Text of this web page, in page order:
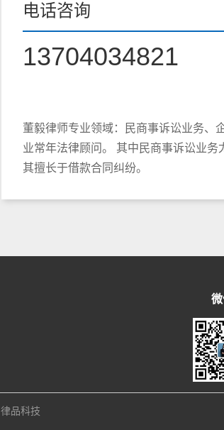
电话咨询
13704034821
董毅律师专业领域：民商事诉讼业务、
业常年法律顾问。 其中民商事诉讼业务
其擅长于借款合同纠纷。
律品科技